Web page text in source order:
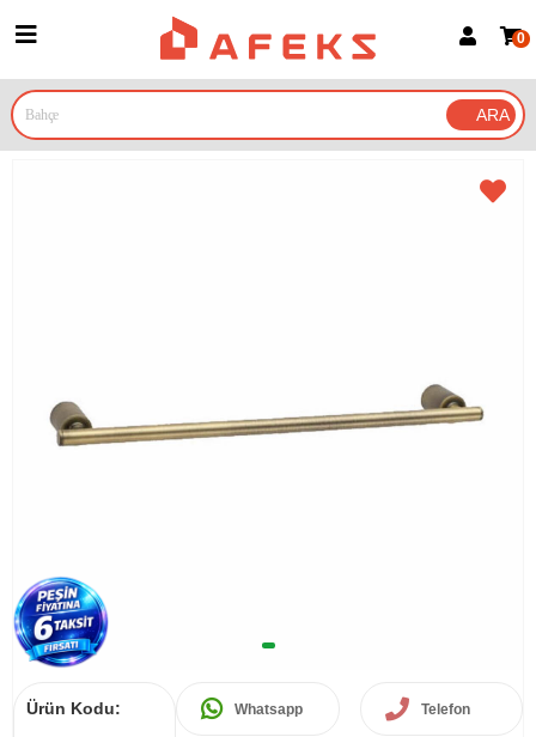
Google İle Bağlan
0
Ürün Kodu: Whatsapp Telefon